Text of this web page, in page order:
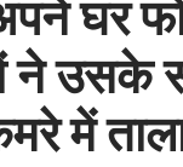
घर
ने उसके
में